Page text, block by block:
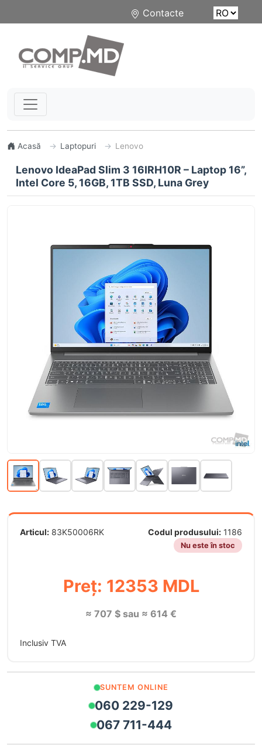
Contacte
Acasă Laptopuri Lenovo
Lenovo IdeaPad Slim 3 16IRH10R – Laptop 16”,
Intel Core 5, 16GB, 1TB SSD, Luna Grey
Articul: 83K50006RK Codul produsului: 1186
Nu este în stoc
Preț: 12353 MDL
≈ 707 $ sau ≈ 614 €
Inclusiv TVA
SUNTEM ONLINE
060 229-129
067 711-444